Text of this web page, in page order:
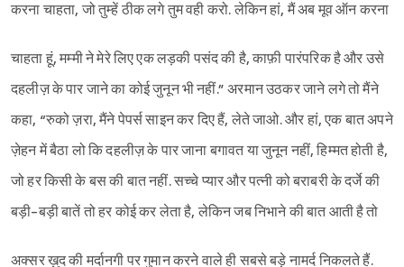
करना चाहता, जो तुम्हें ठीक लगे तुम वही करो. लेकिन हां, मैं अब मूव ऑन करना
चाहता हूं, मम्मी ने मेरे लिए एक लड़की पसंद की है, काफ़ी पारंपरिक है और उसे
दहलीज़ के पार जाने का कोई जुनून भी नहीं.” अरमान उठकर जाने लगे तो मैंने
कहा, “रुको ज़रा, मैंने पेपर्स साइन कर दिए हैं, लेते जाओ. और हां, एक बात अपने
ज़ेहन में बैठा लो कि दहलीज़ के पार जाना बगावत या जुनून नहीं, हिम्मत होती है,
जो हर किसी के बस की बात नहीं. सच्चे प्यार और पत्नी को बराबरी के दर्जे की
बड़ी-बड़ी बातें तो हर कोई कर लेता है, लेकिन जब निभाने की बात आती है तो
अक्सर ख़ुद की मर्दानगी पर गुमान करने वाले ही सबसे बड़े नामर्द निकलते हैं.